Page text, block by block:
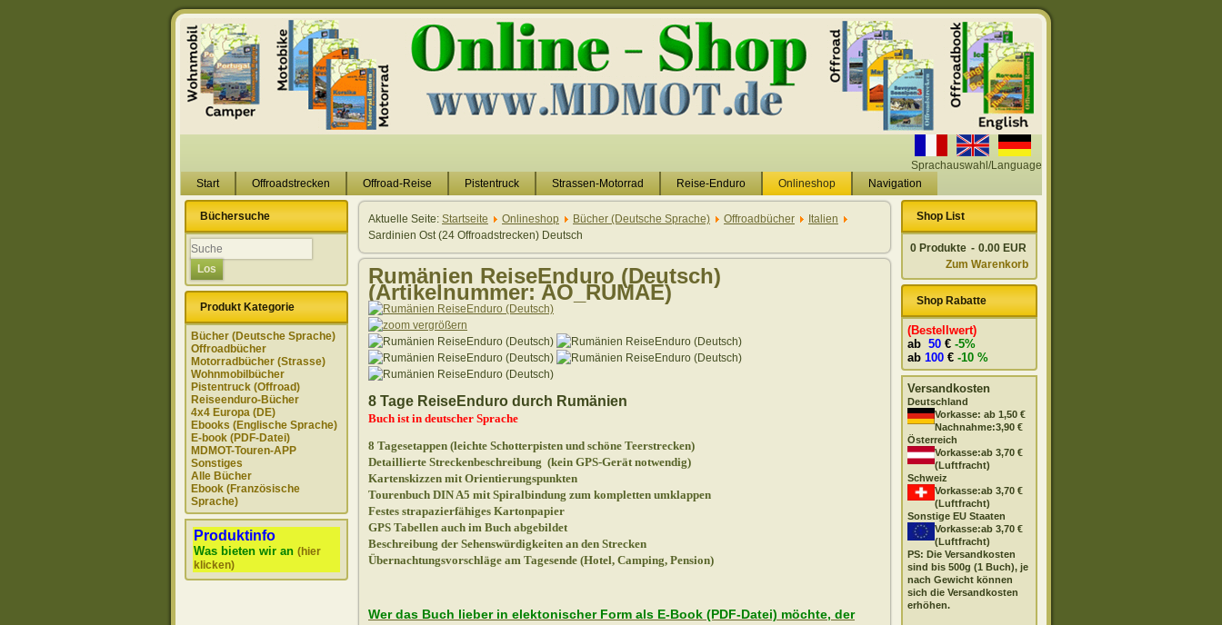
Sprachauswahl/Language
Start
Offroadstrecken Offroad-Reise Pistentruck Strassen-Motorrad Reise-Enduro Onlineshop Navigation
Büchersuche
Produkt Kategorie
Bücher (Deutsche Sprache)
Offroadbücher
Motorradbücher (Strasse)
Wohnmobilbücher
Pistentruck (Offroad)
Reiseenduro-Bücher
4x4 Europa (DE)
Ebooks (Englische Sprache)
E-book (PDF-Datei)
MDMOT-Touren-APP
Sonstiges
Alle Bücher
Ebook (Französische
Sprache)
Produktinfo
Was bieten wir an (hier
klicken)
Aktuelle Seite: Startseite Onlineshop Bücher (Deutsche Sprache) Offroadbücher
Italien
Sardinien Ost (24 Offroadstrecken) Deutsch
Rumänien ReiseEnduro (Deutsch)
(Artikelnummer: AO_RUMAE)
vergrößern
8 Tage ReiseEnduro durch Rumänien
Buch ist in deutscher Sprache
8 Tagesetappen (leichte Schotterpisten und schöne Teerstrecken)
Detaillierte Streckenbeschreibung (kein GPS-Gerät notwendig)
Kartenskizzen mit Orientierungspunkten
Tourenbuch DIN A5 mit Spiralbindung zum kompletten umklappen
Festes strapazierfähiges Kartonpapier
GPS Tabellen auch im Buch abgebildet
Beschreibung der Sehenswürdigkeiten an den Strecken
Übernachtungsvorschläge am Tagesende (Hotel, Camping, Pension)
Wer das Buch lieber in elektonischer Form als E-Book (PDF-Datei) möchte, der
Shop List
0 Produkte - 0.00 EUR
Zum Warenkorb
Shop Rabatte
(Bestellwert)
ab 50 € -5%
ab 100 € -10 %
Versandkosten
Deutschland
Vorkasse: ab 1,50 €
Nachnahme:3,90 €
Österreich
Vorkasse:ab 3,70 €
(Luftfracht)
Schweiz
Vorkasse:ab 3,70 €
(Luftfracht)
Sonstige EU Staaten
Vorkasse:ab 3,70 €
(Luftfracht)
PS: Die Versandkosten
sind bis 500g (1 Buch), je
nach Gewicht können
sich die Versandkosten
erhöhen.